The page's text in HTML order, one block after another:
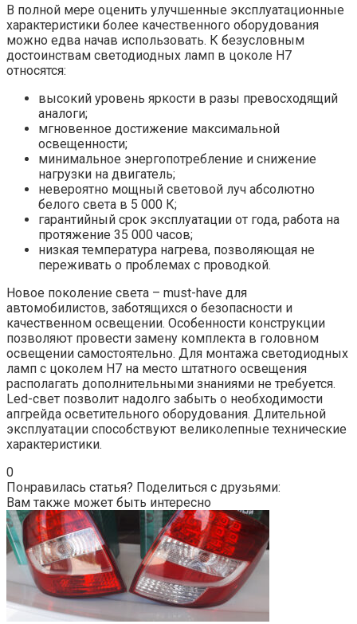
В полной мере оценить улучшенные эксплуатационные
характеристики более качественного оборудования
можно едва начав использовать. К безусловным
достоинствам светодиодных ламп в цоколе H7
относятся:
высокий уровень яркости в разы превосходящий
аналоги;
мгновенное достижение максимальной
освещенности;
минимальное энергопотребление и снижение
нагрузки на двигатель;
невероятно мощный световой луч абсолютно
белого света в 5 000 К;
гарантийный срок эксплуатации от года, работа на
протяжение 35 000 часов;
низкая температура нагрева, позволяющая не
переживать о проблемах с проводкой.
Новое поколение света – must-have для
автомобилистов, заботящихся о безопасности и
качественном освещении. Особенности конструкции
позволяют провести замену комплекта в головном
освещении самостоятельно. Для монтажа светодиодных
ламп с цоколем H7 на место штатного освещения
располагать дополнительными знаниями не требуется.
Led-свет позволит надолго забыть о необходимости
апгрейда осветительного оборудования. Длительной
эксплуатации способствуют великолепные технические
характеристики.
0
Понравилась статья? Поделиться с друзьями:
Вам также может быть интересно